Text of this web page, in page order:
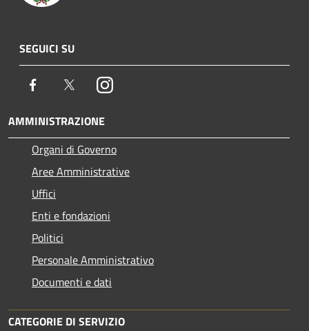
SEGUICI SU
Facebook TwitterInstagram
AMMINISTRAZIONE
Organi di Governo
Aree Amministrative
Uffici
Enti e fondazioni
Politici
Personale Amministrativo
Documenti e dati
CATEGORIE DI SERVIZIO